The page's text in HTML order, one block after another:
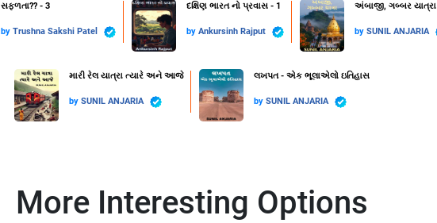
સફળતા?? - 3
by Trushna Sakshi Patel
દક્ષિણ ભારત નો પ્રવાસ - 1
by Ankursinh Rajput
અંબાજી, ગબ્બર યાત્રા
by SUNIL ANJARIA
મારી રેલ યાત્રા ત્યારે અને આજે
by SUNIL ANJARIA
લખપત - એક ભૂલાએલો ઇતિહાસ
by SUNIL ANJARIA
More Interesting Options